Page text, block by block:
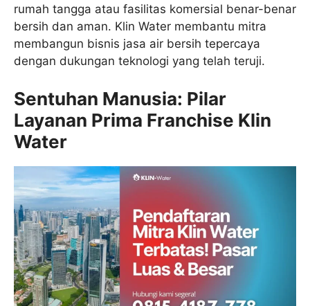
rumah tangga atau fasilitas komersial benar-benar
bersih dan aman. Klin Water membantu mitra
membangun bisnis jasa air bersih tepercaya
dengan dukungan teknologi yang telah teruji.
Sentuhan Manusia: Pilar
Layanan Prima Franchise Klin
Water